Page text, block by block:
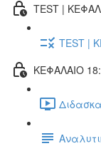
TEST |
TEST |
ΚΕΦΑΛΑΙΟ